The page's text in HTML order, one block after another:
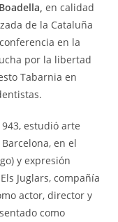
en calidad
de la Cataluña
en la
por la libertad
Tabarnia en
estudió arte
en el
y expresión
Juglars, compañía
actor, director y
como